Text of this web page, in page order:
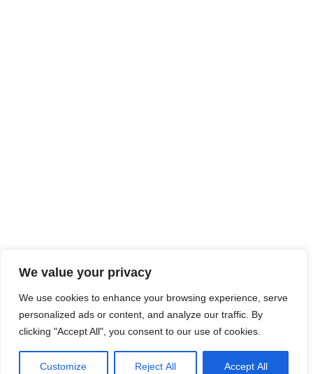
We value your privacy
We use cookies to enhance your browsing experience, serve
personalized ads or content, and analyze our traffic. By
clicking "Accept All", you consent to our use of cookies.
Customize Reject All Accept All